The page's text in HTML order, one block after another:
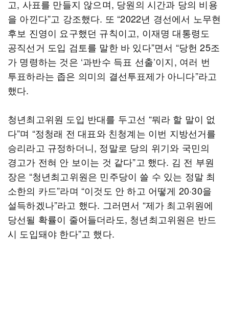
고, 사표를 만들지 않으며, 당원의 시간과 당의 비용
을 아낀다”고 강조했다. 또 “2022년 경선에서 노무현
후보 진영이 요구했던 규칙이고, 이재명 대통령도
공직선거 도입 검토를 말한 바 있다”면서 “당헌 25조
가 명령하는 것은 ‘과반수 득표 선출’이지, 여러 번
투표하라는 좁은 의미의 결선투표제가 아니다”라고
했다.
청년최고위원 도입 반대를 두고선 “뭐라 할 말이 없
다”며 “정청래 전 대표와 친청계는 이번 지방선거를
승리라고 규정하더니, 정말로 당의 위기와 국민의
경고가 전혀 안 보이는 것 같다”고 했다. 김 전 부원
장은 “청년최고위원은 민주당이 쓸 수 있는 정말 최
소한의 카드”라며 “이것도 안 하고 어떻게 20·30을
설득하겠나”라고 했다. 그러면서 “제가 최고위원에
당선될 확률이 줄어들더라도, 청년최고위원은 반드
시 도입돼야 한다”고 했다.